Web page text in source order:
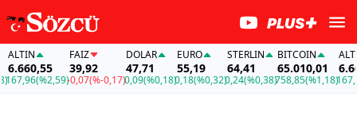
(%2,59)
FAİZ
39,92
-0,07(%-0,17)
DOLAR
47,71
0,09(%0,18)
EURO
55,19
0,18(%0,32)
STERLIN
64,41
0,24(%0,38)
BITCOIN
65.010,01
758,85(%1,18)
ALTIN
167,96